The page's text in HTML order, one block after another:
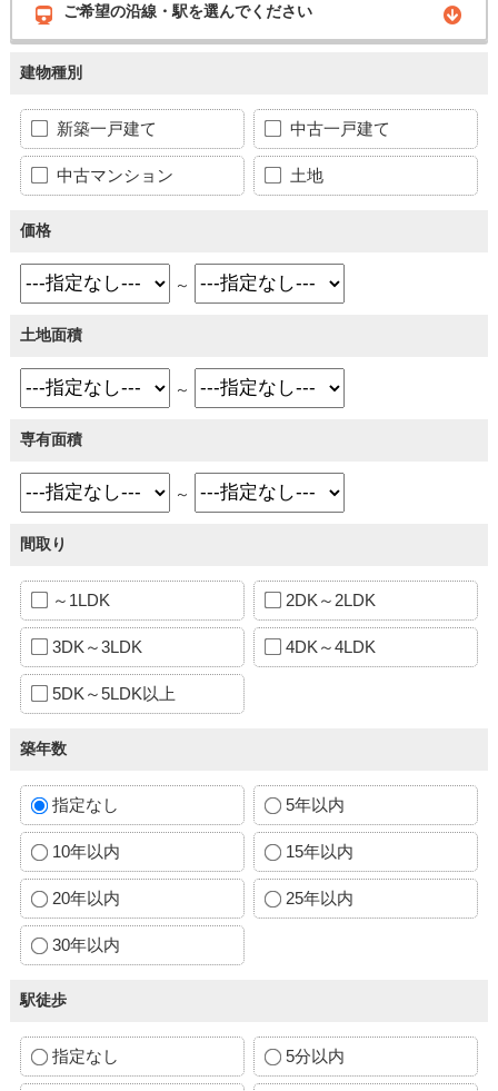
ご希望の沿線・駅を選んでください
建物種別
新築一戸建て 中古一戸建て
中古マンション 土地
価格
～
土地面積
～
専有面積
～
間取り
～1LDK 2DK～2LDK
3DK～3LDK 4DK～4LDK
5DK～5LDK以上
築年数
指定なし 5年以内
10年以内 15年以内
20年以内 25年以内
30年以内
駅徒歩
指定なし 5分以内